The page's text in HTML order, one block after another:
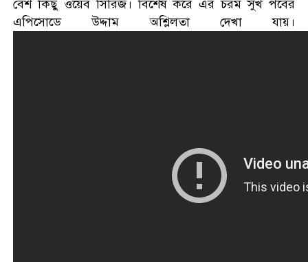
সিলেটের ওসমানীনগরে দুই বাসের
মুখোমুখি সংঘর্ষে ৮ জন নিহত
বেশ কিছু ওয়েব সিরিজ। বিশেষ করে এর চরম সুখ পর্বের
এপিসোডে উদ্দাম অশ্লিলতা দেখা যায়।